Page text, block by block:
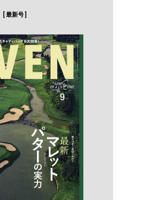
[ 最新号 ]